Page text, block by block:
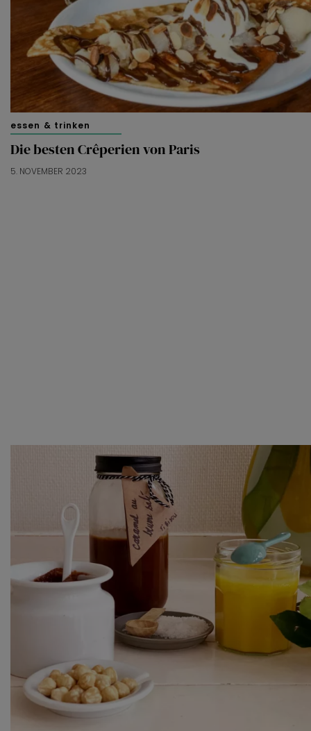
essen & trinken
Die besten Crêperien von Paris
5. NOVEMBER 2023